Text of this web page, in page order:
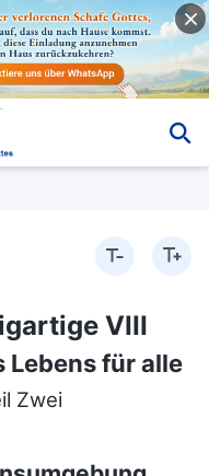
VIII
Lebens für alle
Zwei